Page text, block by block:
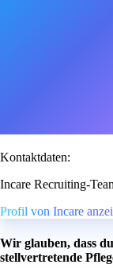
Kontaktdaten:
Incare Recruiting-
Profil von Incare
Wir glauben, dass
stellvertretende